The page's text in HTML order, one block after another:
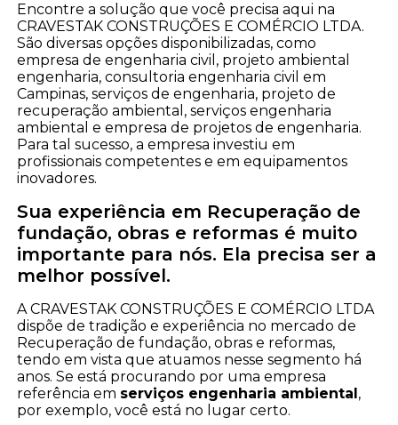
Encontre a solução que você precisa aqui na
CRAVESTAK CONSTRUÇÕES E COMÉRCIO LTDA.
São diversas opções disponibilizadas, como
empresa de engenharia civil, projeto ambiental
engenharia, consultoria engenharia civil em
Campinas, serviços de engenharia, projeto de
recuperação ambiental, serviços engenharia
ambiental e empresa de projetos de engenharia.
Para tal sucesso, a empresa investiu em
profissionais competentes e em equipamentos
inovadores.
Sua experiência em Recuperação de
fundação, obras e reformas é muito
importante para nós. Ela precisa ser a
melhor possível.
A CRAVESTAK CONSTRUÇÕES E COMÉRCIO LTDA
dispõe de tradição e experiência no mercado de
Recuperação de fundação, obras e reformas,
tendo em vista que atuamos nesse segmento há
anos. Se está procurando por uma empresa
referência em serviços engenharia ambiental ,
por exemplo, você está no lugar certo.